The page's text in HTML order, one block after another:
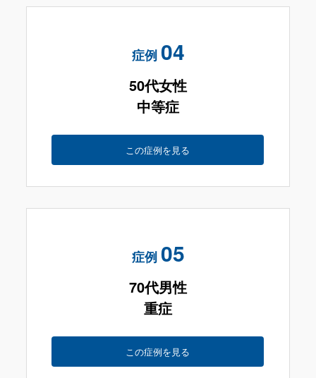
症例 04
50代女性
中等症
この症例を見る
症例 05
70代男性
重症
この症例を見る